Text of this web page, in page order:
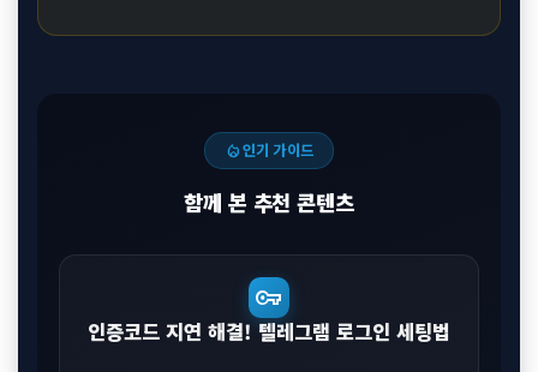
local_fire_department인기 가이드
함께 본 추천 콘텐츠
vpn_key
인증코드 지연 해결! 텔레그램 로그인 세팅법